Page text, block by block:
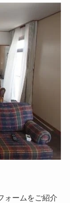
ォームをご紹介